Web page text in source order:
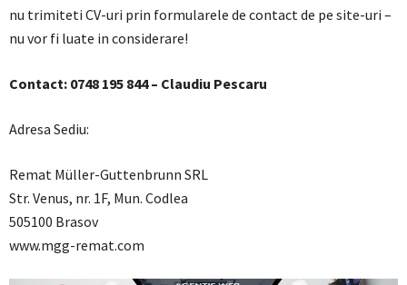
nu trimiteti CV-uri prin formularele de contact de pe site-uri –
nu vor fi luate in considerare!
Contact: 0748 195 844 – Claudiu Pescaru
Adresa Sediu:
Remat Müller-Guttenbrunn SRL
Str. Venus, nr. 1F, Mun. Codlea
505100 Brasov
www.mgg-remat.com